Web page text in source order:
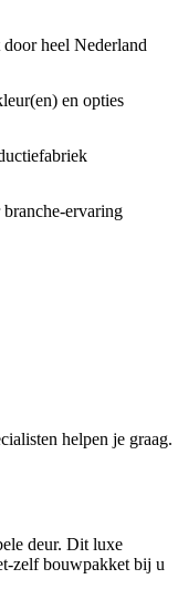
heel Nederland
en opties
ervaring
helpen je graag.
deur. Dit luxe
zelf bouwpakket bij u